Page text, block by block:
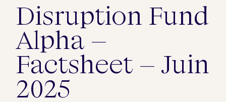
Disruption Fund
Alpha –
Factsheet – Juin
2025